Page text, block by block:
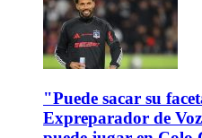
"Puede sacar su
Expreparador de